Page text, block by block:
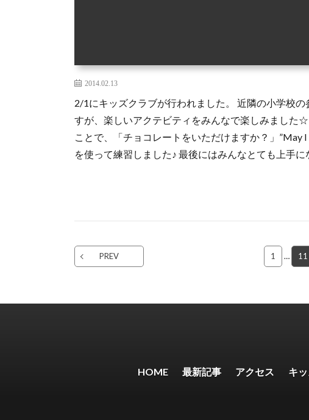
2014.02.13
2/1にキッズクラブが行われました。 近隣の小学校
すが、楽しいアクテビティをみんなで楽しみました
ことで、「チョコレートをいただけますか？」”May
を使って練習しました♪ 最後にはみんなとても上手
PREV 1 … 11
HOME 最新記事 アクセス キ